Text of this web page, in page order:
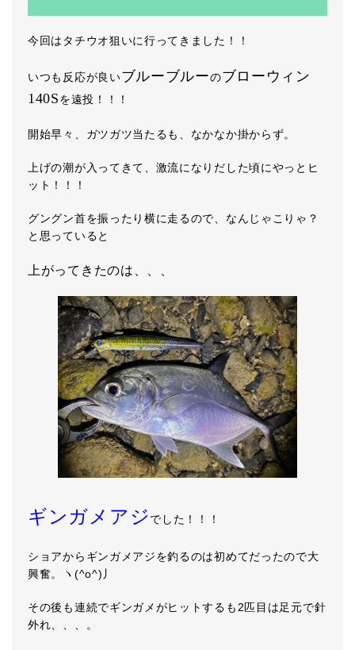
今回はタチウオ狙いに行ってきました！！
いつも反応が良いブルーブルーのブローウィン
140Sを遠投！！！
開始早々、ガツガツ当たるも、なかなか掛からず。
上げの潮が入ってきて、激流になりだした頃にやっとヒ
ット！！！
グングン首を振ったり横に走るので、なんじゃこりゃ？
と思っていると
上がってきたのは、、、
ギンガメアジ でした！！！
ショアからギンガメアジを釣るのは初めてだったので大
興奮。ヽ(^o^)丿
その後も連続でギンガメがヒットするも2匹目は足元で針
外れ、、、。